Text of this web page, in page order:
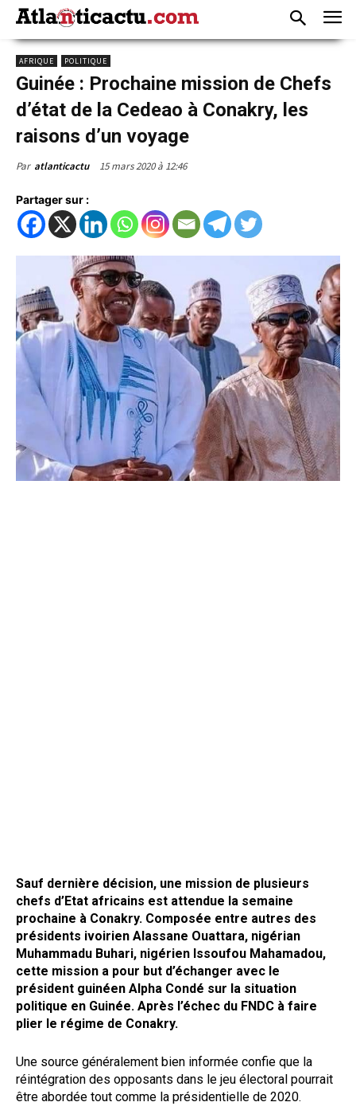
AFRIQUE POLITIQUE
Guinée : Prochaine mission de Chefs
d’état de la Cedeao à Conakry, les
raisons d’un voyage
Par atlanticactu 15 mars 2020 à 12:46
Partager sur :
Sauf dernière décision, une mission de plusieurs
chefs d’Etat africains est attendue la semaine
prochaine à Conakry. Composée entre autres des
présidents ivoirien Alassane Ouattara, nigérian
Muhammadu Buhari, nigérien Issoufou Mahamadou,
cette mission a pour but d’échanger avec le
président guinéen Alpha Condé sur la situation
politique en Guinée. Après l’échec du FNDC à faire
plier le régime de Conakry.
Une source généralement bien informée confie que la
réintégration des opposants dans le jeu électoral pourrait
être abordée tout comme la présidentielle de 2020.